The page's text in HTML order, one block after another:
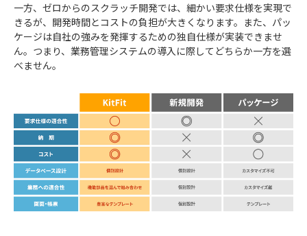
一方、ゼロからのスクラッチ開発では、細かい要求仕様を実現で
きるが、開発時間とコストの負担が大きくなります。また、パッ
ケージは自社の強みを発揮するための独自仕様が実装できませ
ん。つまり、業務管理システムの導入に際してどちらか一方を選
べません。